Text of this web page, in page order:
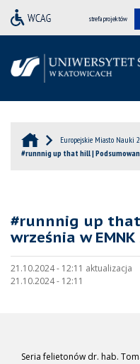
strefa projektów
Europejskie Miasto Nauki
#runnnig up that hill |
#runnnig up
września w EMNK
21.10.2024 - 12:11 aktualizacja
21.10.2024 - 12:11
Seria felietonów dr. hab.